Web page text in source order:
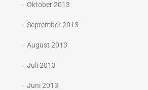
Oktober 2013
September 2013
August 2013
Juli 2013
Juni 2013